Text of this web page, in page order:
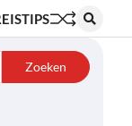
Zoeken